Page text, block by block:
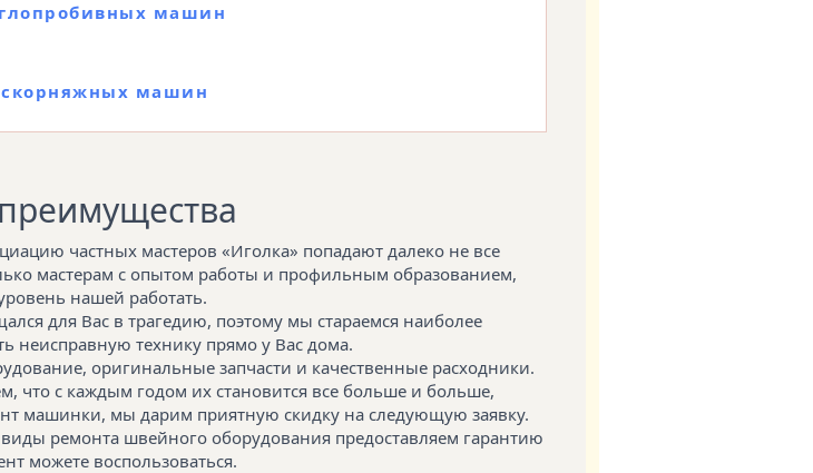
машин
скорняжных машин
частных мастеров «Иголка» попадают далеко не все
мастерам с опытом работы и профильным образованием,
нашей работать.
для Вас в трагедию, поэтому мы стараемся наиболее
неисправную технику прямо у Вас дома.
оригинальные запчасти и качественные расходники.
что с каждым годом их становится все больше и больше,
машинки, мы дарим приятную скидку на следующую заявку.
ремонта швейного оборудования предоставляем гарантию
можете воспользоваться.